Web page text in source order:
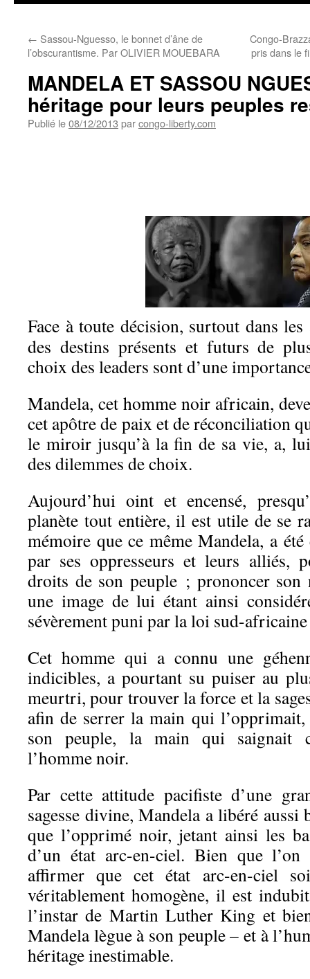
← Sassou-Nguesso, le bonnet d’âne de
l’obscurantisme. Par OLIVIER MOUEBARA
Congo-
pris dans le
MANDELA ET SASSOU
héritage pour leurs peuples
Publié le08/12/2013 parcongo-liberty.com
Face à toute décision, surtout dans
des destins présents et futurs de
choix des leaders sont d’une
Mandela, cet homme noir africain,
cet apôtre de paix et de réconciliation
le miroir jusqu’à la fin de sa vie, a,
des dilemmes de choix.
Aujourd’hui oint et encensé,
planète tout entière, il est utile de se
mémoire que ce même Mandela, a
par ses oppresseurs et leurs alliés,
droits de son peuple ; prononcer
une image de lui étant ainsi
sévèrement puni par la loi sud-
Cet homme qui a connu une
indicibles, a pourtant su puiser au
meurtri, pour trouver la force et la
afin de serrer la main qui
son peuple, la main qui saignait
l’homme noir.
Par cette attitude pacifiste d’une
sagesse divine, Mandela a libéré aussi
que l’opprimé noir, jetant ainsi les
d’un état arc-en-ciel. Bien que l’on
affirmer que cet état arc-en-ciel
véritablement homogène, il est
l’instar de Martin Luther King et
Mandela lègue à son peuple – et à
héritage inestimable.